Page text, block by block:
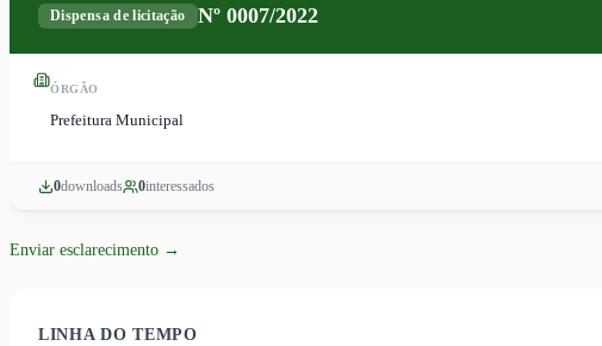
Dispensa de licitação Nº 0007/2022
ÓRGÃO
Prefeitura Municipal
0downloads 0interessados
Enviar esclarecimento →
LINHA DO TEMPO